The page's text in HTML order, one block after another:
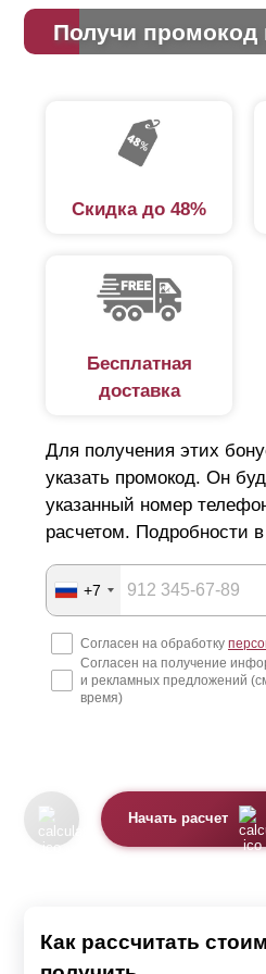
Получи промокод
Скидка до 48%
Бесплатная
доставка
Для получения этих
указать промокод. Он
указанный номер
расчетом. Подробности
+7
Согласен на обработку
Согласен на получение
и рекламных предложений
время)
Начать расчет
Как рассчитать